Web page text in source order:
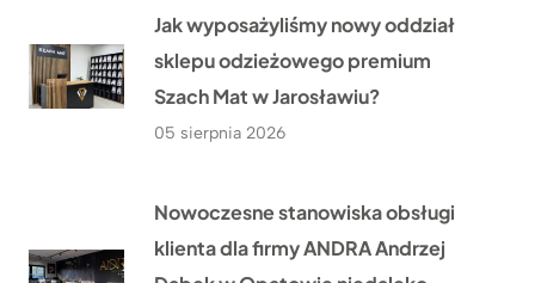
Jak wyposażyliśmy nowy oddział
sklepu odzieżowego premium
Szach Mat w Jarosławiu?
05 sierpnia 2026
Nowoczesne stanowiska obsługi
klienta dla firmy ANDRA Andrzej